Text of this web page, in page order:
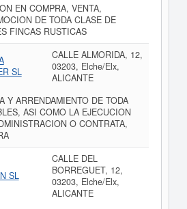
EN COMPRA, VENTA,
DE TODA CLASE DE
FINCAS RUSTICAS
SL
CALLE ALMORIDA, 12,
03203, Elche/Elx,
ALICANTE
Y ARRENDAMIENTO DE TODA
ASI COMO LA EJECUCION
O CONTRATA,
SL
CALLE DEL
BORREGUET, 12,
03203, Elche/Elx,
ALICANTE